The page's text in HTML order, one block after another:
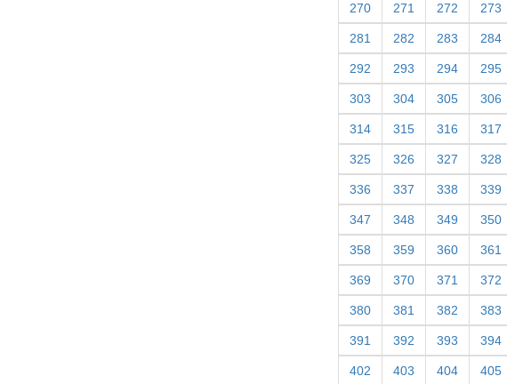
270 271 272 273
281 282 283 284
292 293 294 295
303 304 305 306
314 315 316 317
325 326 327 328
336 337 338 339
347 348 349 350
358 359 360 361
369 370 371 372
380 381 382 383
391 392 393 394
402 403 404 405